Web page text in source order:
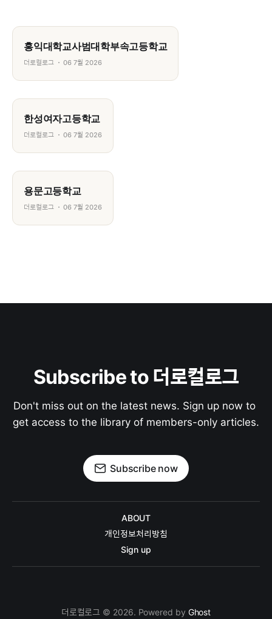
홍익대학교사범대학부속고등학교
더로컬로그 06 7월 2026
한성여자고등학교
더로컬로그 06 7월 2026
용문고등학교
더로컬로그 06 7월 2026
Subscribe to 더로컬로그
Don't miss out on the latest news. Sign up now to
get access to the library of members-only articles.
Subscribe now
ABOUT
개인정보처리방침
Sign up
더로컬로그 © 2026. Powered by Ghost